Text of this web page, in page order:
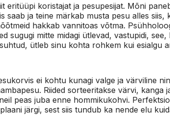
eritüüpi koristajat ja pesupesijat. Mõni
saab ja teine märkab musta pesu alles siis,
hakkab vannitoas võtma.
sugugi mitte midagi ütlevad, vastupidi, see,
ütleb sinu kohta rohkem kui esialgu
ei kohtu kunagi valge ja värviline
Riided sorteeritakse värvi, kanga
peas juba enne hommikukohvi.
järgi, sest siis tundub ka nende elu